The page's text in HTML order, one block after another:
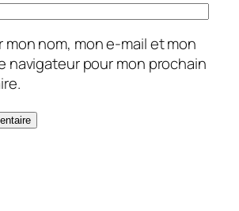
mon nom, mon e-mail et mon
navigateur pour mon prochain